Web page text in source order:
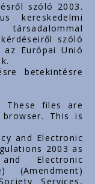
szóló 2003.
kereskedelmi
szóló
Európai Unió
betekintésre
These files are
This is
and Electronic
2003 as
Electronic
(Amendment)
Services,